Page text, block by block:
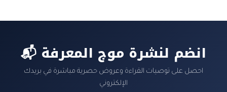
📬 انضم لنشرة موج المعرفة
احصل على توصيات القراءة وعروض حصرية مباشرة في بريدك
الإلكتروني